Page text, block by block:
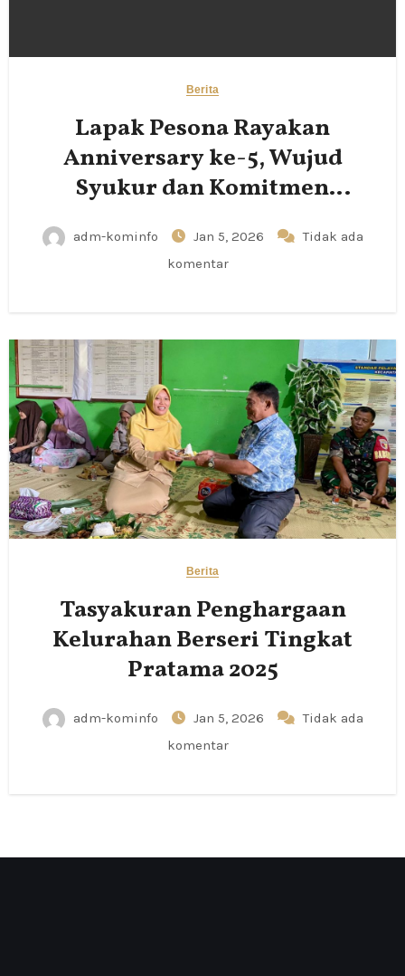
Berita
Lapak Pesona Rayakan
Anniversary ke-5, Wujud
Syukur dan Komitmen
adm-kominfo Jan 5, 2026
Tidak ada
komentar
Berita
Tasyakuran Penghargaan
Kelurahan Berseri Tingkat
Pratama 2025
adm-kominfo Jan 5, 2026
Tidak ada
komentar